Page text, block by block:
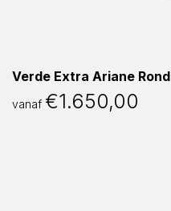
Verde Extra Ariane Rond
vanaf €1.650,00